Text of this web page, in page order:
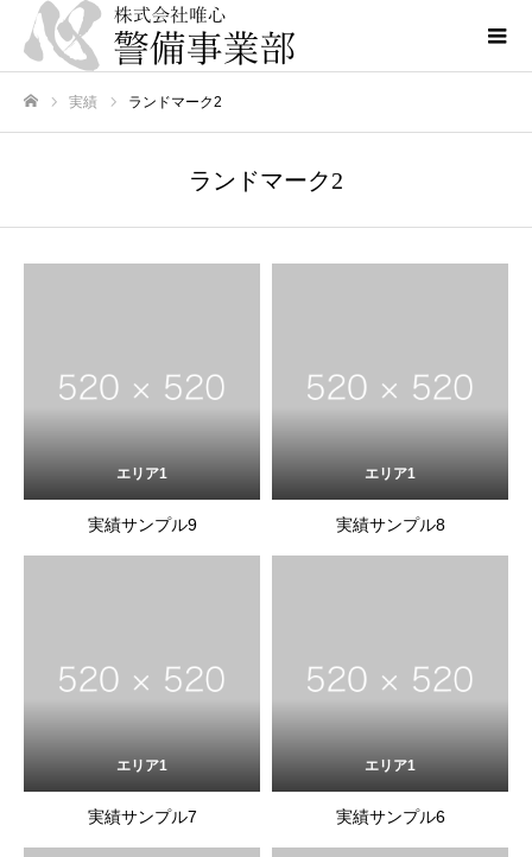
実績 ランドマーク2
ランドマーク2
エリア1
実績サンプル9
エリア1
実績サンプル8
エリア1
実績サンプル7
エリア1
実績サンプル6